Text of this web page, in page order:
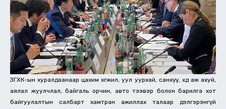
ЗГХК-ын хуралдаанаар цахим хөгжил, уул уурхай, санхүү, хөдөө аж ахуй,
аялал жуулчлал, байгаль орчин, авто тээвэр болон барилга хот
байгуулалтын салбарт хамтран ажиллах талаар дэлгэрэнгүй